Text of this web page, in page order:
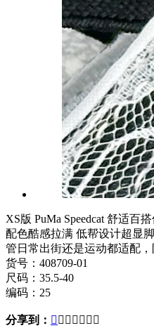
XS版 PuMa Speedcat 舒适百
配色酷感拉满 低帮设计超显
管日常出街还是运动都适配，
货号：408709-01
尺码：35.5-40
编码：25
分享到：       